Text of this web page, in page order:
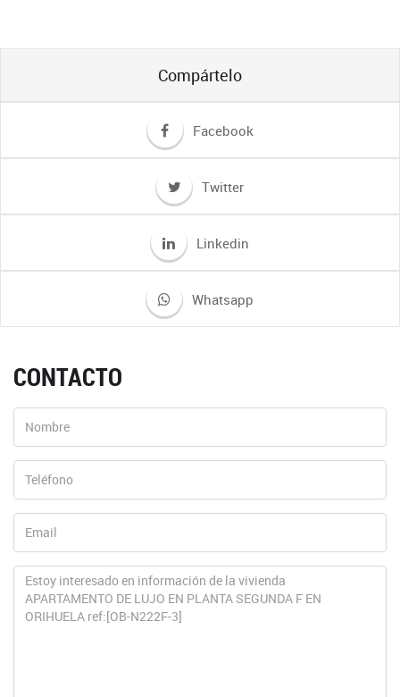
Compártelo
Facebook
Twitter
Linkedin
Whatsapp
CONTACTO